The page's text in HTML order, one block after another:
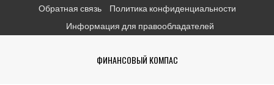
содержимому
Обратная связь
Политика конфиденциальности
Информация для правообладателей
ФИНАНСОВЫЙ КОМПАС